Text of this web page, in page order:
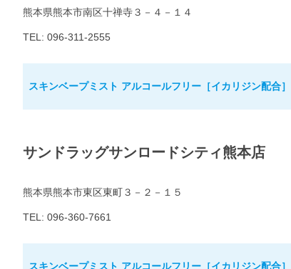
熊本県熊本市南区十禅寺３－４－１４
TEL: 096-311-2555
スキンベープミスト アルコールフリー［イカリジン配合
サンドラッグサンロードシティ熊本店
熊本県熊本市東区東町３－２－１５
TEL: 096-360-7661
スキンベープミスト アルコールフリー［イカリジン配合